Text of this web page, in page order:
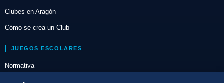
Clubes en Aragón
Cómo se crea un Club
JUEGOS ESCOLARES
Normativa